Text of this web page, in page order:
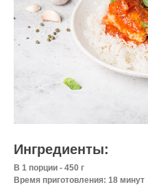
Ингредиенты:
В 1 порции - 450 г
Время приготовления: 18 минут